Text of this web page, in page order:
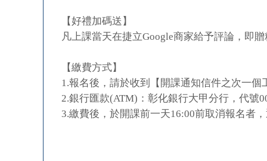
【好禮加碼送】
凡上課當天在捷立Google商家給予評論，即贈
【繳費方式】
1.報名後，請於收到【開課通知信件之次一
2.銀行匯款(ATM)：彰化銀行大甲分行，代號
3.繳費後，於開課前一天16:00前取消報名者